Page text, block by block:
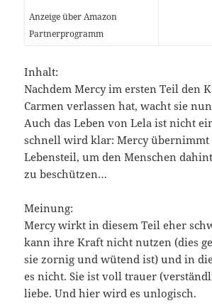
Anzeige über Amazon
Partnerprogramm
Inhalt:
Nachdem Mercy im ersten Teil den
Carmen verlassen hat, wacht sie
Auch das Leben von Lela ist nicht
schnell wird klar: Mercy
Lebensteil, um den Menschen
zu beschützen…
Meinung:
Mercy wirkt in diesem Teil eher
kann ihre Kraft nicht nutzen (dies
sie zornig und wütend ist) und in
es nicht. Sie ist voll trauer
liebe. Und hier wird es unlogisch.